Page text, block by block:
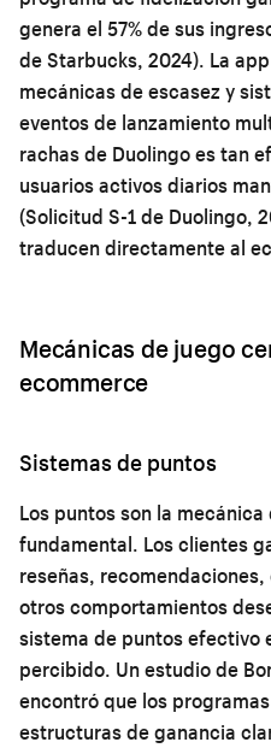
genera el 57% de sus
de Starbucks, 2024). La app
mecánicas de escasez y
eventos de lanzamiento
rachas de Duolingo es tan
usuarios activos diarios
(Solicitud S-1 de Duolingo,
traducen directamente al
Mecánicas de juego
ecommerce
Sistemas de puntos
Los puntos son la
fundamental. Los clientes
reseñas,
otros comportamientos
sistema de puntos efectivo
percibido. Un estudio de
encontró que los
estructuras de ganancia